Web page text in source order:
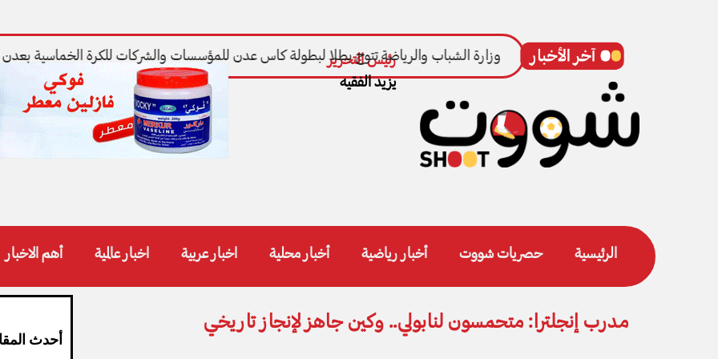
وزارة الشباب والرياضة تتوج بطلا لبطولة كاس عدن للمؤسسات والشركات للكرة الخماسية بعدن
رئيس التحرير
يزيد الفقيه
الرئيسية حصريات شووت أخبار رياضية أخبار محلية اخبار عربية اخبار عالمية أهم الاخبار
مدرب إنجلترا: متحمسون لنابولي.. وكين جاهز لإنجاز تاريخي
أحدث